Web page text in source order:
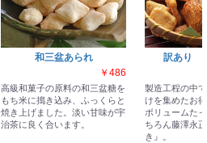
和三盆あられ
￥486
高級和菓子の原料の和三盆糖を
もち米に搗き込み、ふっくらと
焼き上げました。淡い甘味が宇
治茶に良く合います。
訳あり
製造工程の中
けを集めたお
ボリュームた
ちろん藤澤永
き』。